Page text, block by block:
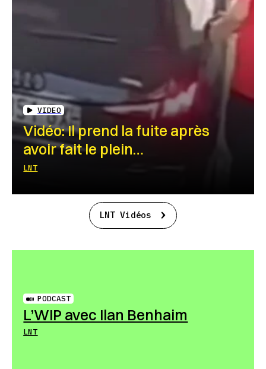
VIDEO
Vidéo: Il prend la fuite après
avoir fait le plein…
LNT
LNT Vidéos
PODCAST
L’WIP avec Ilan Benhaim
LNT